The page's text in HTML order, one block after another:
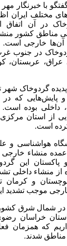
با خبرنگار
مختلف ایران
در آن اتفاق
مناطق کشور
خارجی است.
در جنوب
عربستان،
گردوخاک شهر
پایش‌هایی که در
داخلی بوده است.
از استان
است.
هواشناسی و
منشاء خارجی
و پاکستان این
از منشاءداخلی
و کرمان
موجب تشدید
در شمال شرق کشور
خراسان
که همزمان
مناطق شدند.